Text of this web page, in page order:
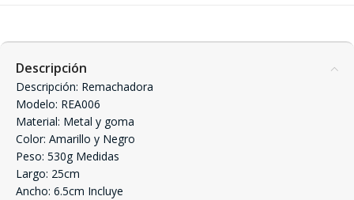
Descripción
Descripción: Remachadora
Modelo: REA006
Material: Metal y goma
Color: Amarillo y Negro
Peso: 530g Medidas
Largo: 25cm
Ancho: 6.5cm Incluye